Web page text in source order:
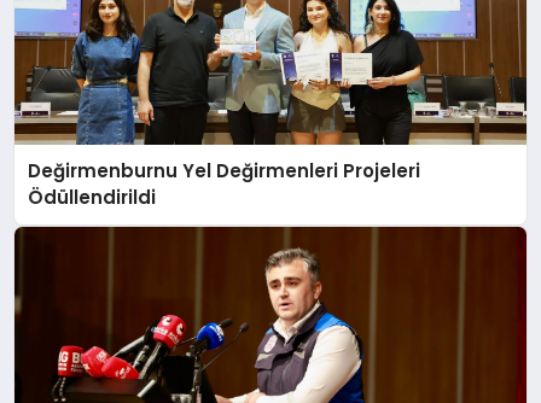
Değirmenburnu Yel Değirmenleri Projeleri
Ödüllendirildi